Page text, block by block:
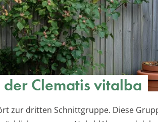
Clematis vitalba
zur dritten Schnittgruppe. Diese